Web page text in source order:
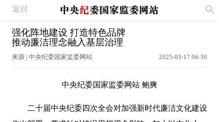
返回
强化阵地建设 打造特色品牌
推动廉洁理念融入基层治理
来源 | 中央纪委国家监委网站 2025-03-17 06:50
中央纪委国家监委网站 鲍爽
二十届中央纪委四次全会对加强新时代廉洁文化建设